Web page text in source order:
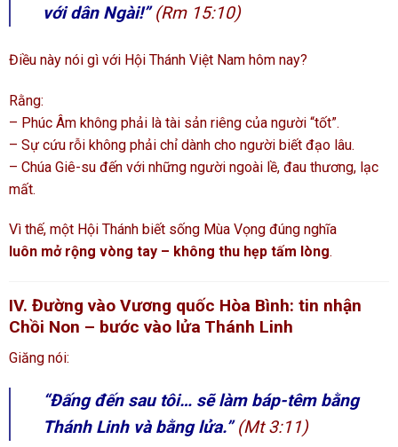
với dân Ngài!” (Rm 15:10)
Điều này nói gì với Hội Thánh Việt Nam hôm nay?
Rằng:
– Phúc Âm không phải là tài sản riêng của người “tốt”.
– Sự cứu rỗi không phải chỉ dành cho người biết đạo lâu.
– Chúa Giê-su đến với những người ngoài lề, đau thương, lạc
mất.
Vì thế, một Hội Thánh biết sống Mùa Vọng đúng nghĩa
luôn mở rộng vòng tay – không thu hẹp tấm lòng.
IV. Đường vào Vương quốc Hòa Bình: tin nhận
Chồi Non – bước vào lửa Thánh Linh
Giăng nói:
“Đấng đến sau tôi… sẽ làm báp-têm bằng
Thánh Linh và bằng lửa.” (Mt 3:11)